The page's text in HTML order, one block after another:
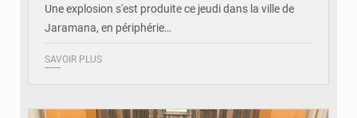
Une explosion s'est produite ce jeudi dans la ville de
Jaramana, en périphérie…
SAVOIR PLUS